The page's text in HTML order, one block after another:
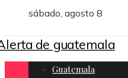
sábado, agosto 8
Guatemala